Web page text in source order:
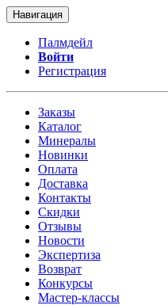
Навигация
Палмдейл
Войти
Регистрация
Заказы
Каталог
Минералы
Новинки
Оплата
Доставка
Контакты
Скидки
Отзывы
Новости
Экспертиза
Возврат
Конкурсы
Мастер-классы